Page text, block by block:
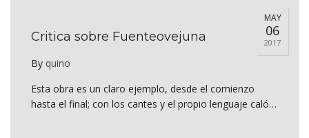
MAY
06
2017
Critica sobre Fuenteovejuna
By quino
Esta obra es un claro ejemplo, desde el comienzo
hasta el final; con los cantes y el propio lenguaje caló…